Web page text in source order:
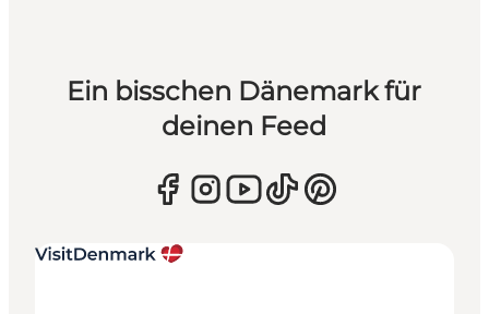
Ein bisschen Dänemark für
deinen Feed